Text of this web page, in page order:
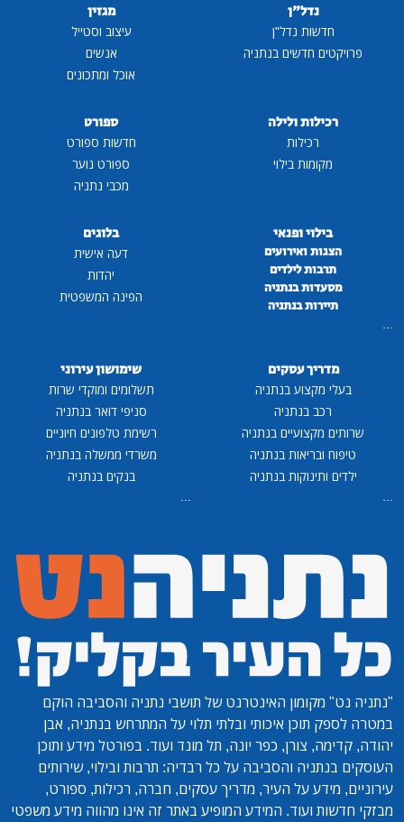
נדל"ן
חדשות נדל"ן
פרויקטים חדשים בנתניה
מגזין
עיצוב וסטייל
אנשים
אוכל ומתכונים
רכילות ולילה
רכילות
מקומות בילוי
ספורט
חדשות ספורט
ספורט נוער
מכבי נתניה
בילוי ופנאי
הצגות ואירועים
תרבות לילדים
מסעדות בנתניה
תיירות בנתניה
...
בלוגים
דעה אישית
יהדות
הפינה המשפטית
מדריך עסקים
בעלי מקצוע בנתניה
רכב בנתניה
שרותים מקצועיים בנתניה
טיפוח ובריאות בנתניה
ילדים ותינוקות בנתניה
...
שימושון עירוני
תשלומים ומוקדי שרות
סניפי דואר בנתניה
רשימת טלפונים חיוניים
משרדי ממשלה בנתניה
בנקים בנתניה
...
"נתניה נט" מקומון האינטרנט של תושבי נתניה והסביבה הוקם
במטרה לספק תוכן איכותי ובלתי תלוי על המתרחש בנתניה, אבן
יהודה, קדימה, צורן, כפר יונה, תל מונד ועוד. בפורטל מידע ותוכן
העוסקים בנתניה והסביבה על כל רבדיה: תרבות ובילוי, שירותים
עירוניים, מידע על העיר, מדריך עסקים, חברה, רכילות, ספורט,
מבזקי חדשות ועוד. המידע המופיע באתר זה אינו מהווה מידע משפטי